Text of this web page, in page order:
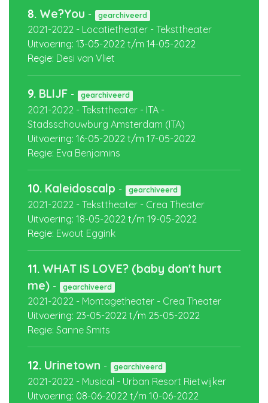
8. We?You - gearchiveerd
2021-2022 - Locatietheater - Teksttheater
Uitvoering: 13-05-2022 t/m 14-05-2022
Regie: Desi van Vliet
9. BLIJF - gearchiveerd
2021-2022 - Teksttheater - ITA -
Stadsschouwburg Amsterdam (ITA)
Uitvoering: 16-05-2022 t/m 17-05-2022
Regie: Eva Benjamins
10. Kaleidoscalp - gearchiveerd
2021-2022 - Teksttheater - Crea Theater
Uitvoering: 18-05-2022 t/m 19-05-2022
Regie: Ewout Eggink
11. WHAT IS LOVE? (baby don't hurt
me) - gearchiveerd
2021-2022 - Montagetheater - Crea Theater
Uitvoering: 23-05-2022 t/m 25-05-2022
Regie: Sanne Smits
12. Urinetown - gearchiveerd
2021-2022 - Musical - Urban Resort Rietwijker
Uitvoering: 08-06-2022 t/m 10-06-2022